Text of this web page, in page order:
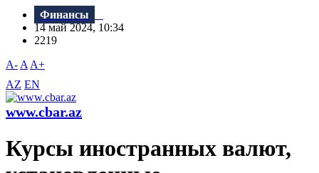
Финансы
14 май 2024, 10:34
2219
A- A A+
AZ EN
www.cbar.az
Курсы иностранных валют,